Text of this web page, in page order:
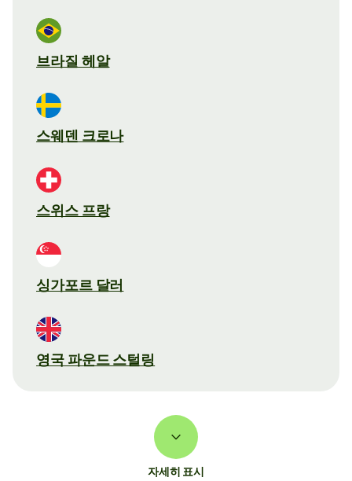
브라질 헤알
스웨덴 크로나
스위스 프랑
싱가포르 달러
영국 파운드 스털링
자세히 표시